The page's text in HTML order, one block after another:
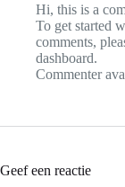
Hi, this is a
To get started
comments,
dashboard.
Commenter
Geef een reactie